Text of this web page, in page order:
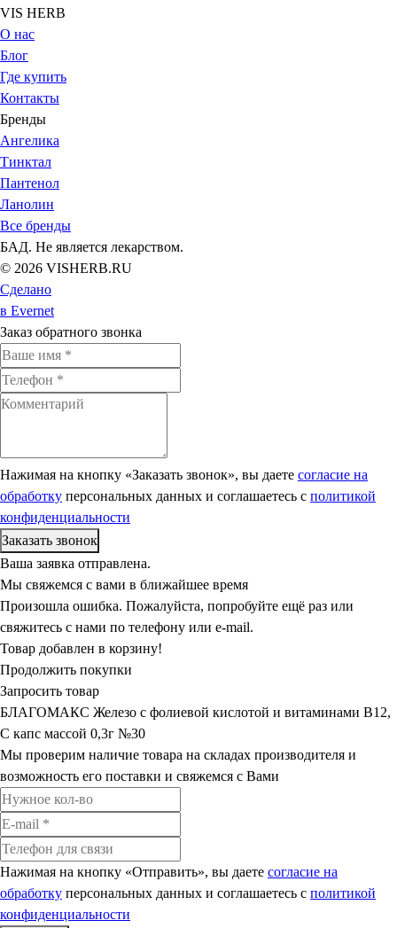
VIS HERB
О нас
Блог
Где купить
Контакты
Бренды
Ангелика
Тинктал
Пантенол
Ланолин
Все бренды
БАД. Не является лекарством.
© 2026 VISHERB.RU
Сделано
в Evernet
Заказ обратного звонка
Нажимая на кнопку «Заказать звонок», вы даете согласие на
обработку персональных данных и соглашаетесь c политикой
конфиденциальности
Ваша заявка отправлена.
Мы свяжемся с вами в ближайшее время
Произошла ошибка. Пожалуйста, попробуйте ещё раз или
свяжитесь с нами по телефону или e-mail.
Товар добавлен в корзину!
Продолжить покупки
Запросить товар
БЛАГОМАКС Железо с фолиевой кислотой и витаминами В12,
С капс массой 0,3г №30
Мы проверим наличие товара на складах производителя и
возможность его поставки и свяжемся с Вами
Нажимая на кнопку «Отправить», вы даете согласие на
обработку персональных данных и соглашаетесь c политикой
конфиденциальности